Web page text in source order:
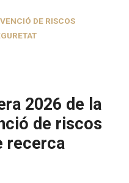
DE RISCOS
2026 de la
de riscos
recerca